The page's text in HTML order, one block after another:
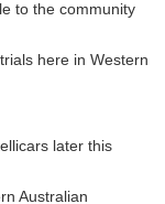
to the community
here in Western
later this
Australian